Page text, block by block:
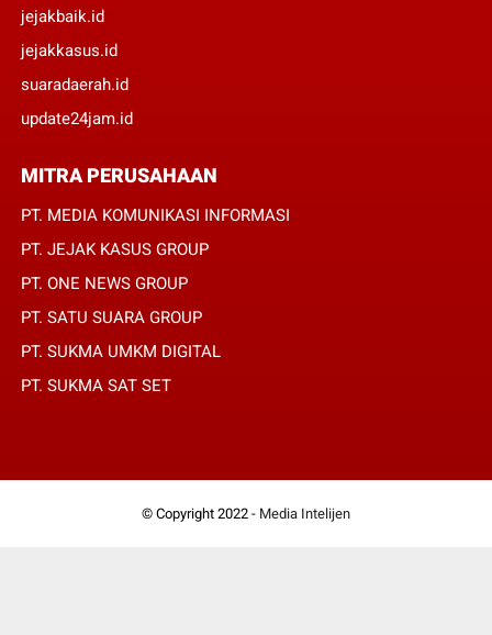
jejakbaik.id
jejakkasus.id
suaradaerah.id
update24jam.id
MITRA PERUSAHAAN
PT. MEDIA KOMUNIKASI INFORMASI
PT. JEJAK KASUS GROUP
PT. ONE NEWS GROUP
PT. SATU SUARA GROUP
PT. SUKMA UMKM DIGITAL
PT. SUKMA SAT SET
© Copyright 2022 - Media Intelijen